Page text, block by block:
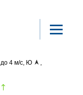
до 4 м/с Ю